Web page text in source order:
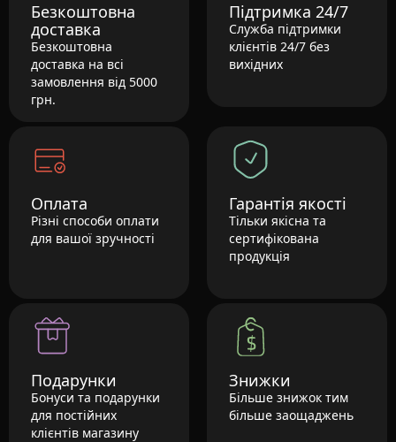
Безкоштовна
доставка
Безкоштовна
доставка на всі
замовлення від 5000
грн.
Підтримка 24/7
Служба підтримки
клієнтів 24/7 без
вихідних
Оплата
Різні способи оплати
для вашої зручності
Гарантія якості
Тільки якісна та
сертифікована
продукція
Подарунки
Бонуси та подарунки
для постійних
клієнтів магазину
Знижки
Більше знижок тим
більше заощаджень